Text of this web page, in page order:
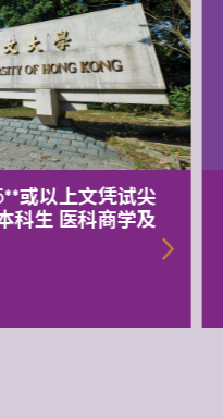
或以上文凭试尖
科生 医科商学及